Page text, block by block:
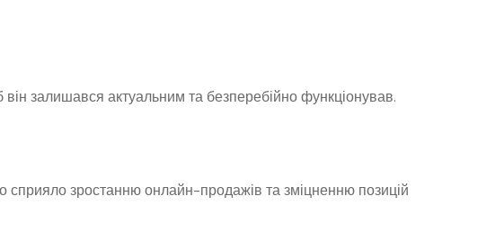
залишався актуальним та безперебійно функціонував.
зростанню онлайн-продажів та зміцненню позицій